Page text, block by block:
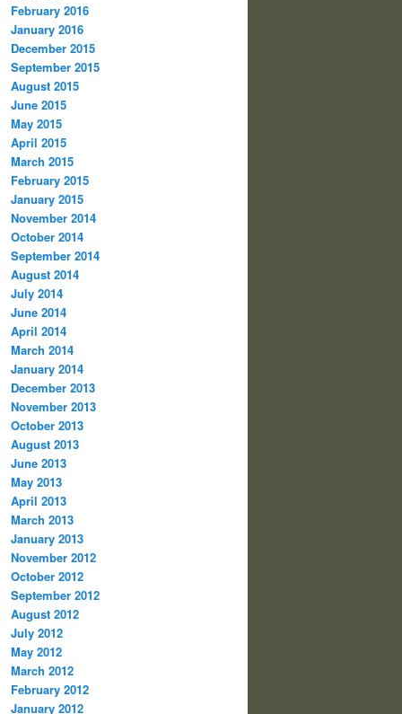
February 2016
January 2016
December 2015
September 2015
August 2015
June 2015
May 2015
April 2015
March 2015
February 2015
January 2015
November 2014
October 2014
September 2014
August 2014
July 2014
June 2014
April 2014
March 2014
January 2014
December 2013
November 2013
October 2013
August 2013
June 2013
May 2013
April 2013
March 2013
January 2013
November 2012
October 2012
September 2012
August 2012
July 2012
May 2012
March 2012
February 2012
January 2012